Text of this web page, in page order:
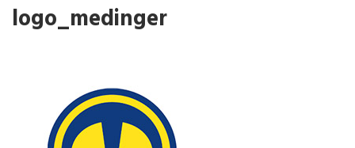
logo_medinger